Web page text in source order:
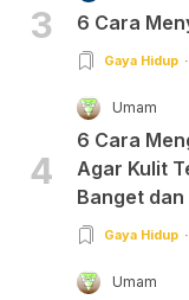
3 6 Cara
Gaya Hidup
4
Umam
6 Cara
Agar Kulit
Banget
Gaya Hidup
Umam